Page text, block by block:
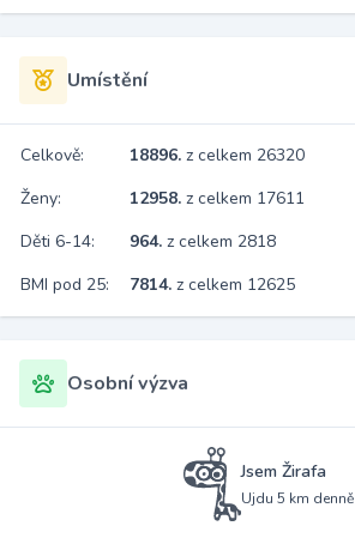
Umístění
Celkově: 18896. z celkem 26320
Ženy:
12958. z celkem 17611
Děti 6-14:
964. z celkem 2818
BMI pod 25:
7814. z celkem 12625
Osobní výzva
Jsem Žirafa
Ujdu 5 km denně